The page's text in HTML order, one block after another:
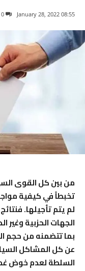
08:55 2022 ,January 28
0
من بين كل القوى
تخبطاً في كيفية
لم يتم تأجيلها.
الجهات الحزبية وغير
بما تتضمنه من حجم
عن كل المشاكل
السلطة لعدم خوض